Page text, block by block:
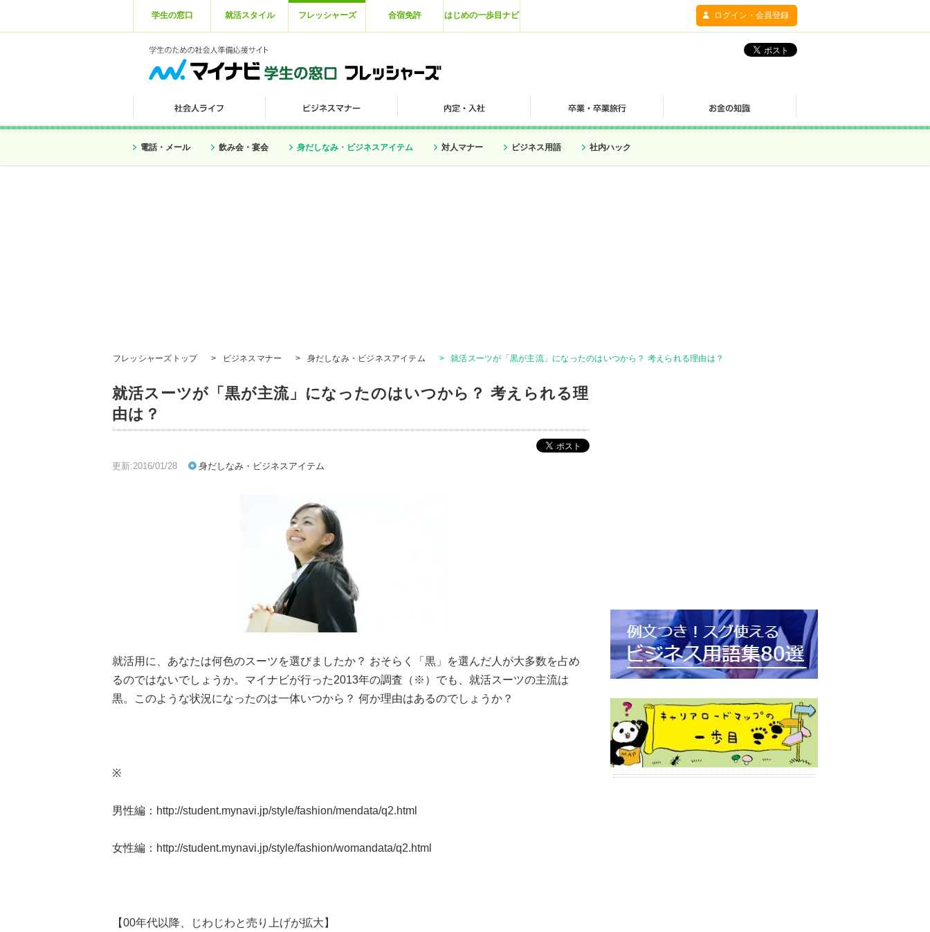
学生の窓口 就活スタイル フレッシャーズ 合宿免許 はじめの一歩目ナビ ログイン・会員登録
電話・メール 飲み会・宴会 身だしなみ・ビジネスアイテム 対人マナー ビジネス用語 社内ハック
フレッシャーズトップ > ビジネスマナー > 身だしなみ・ビジネスアイテム > 就活スーツが「黒が主流」になったのはいつから？ 考えられる理由は？
就活スーツが「黒が主流」になったのはいつから？ 考えられる理
由は？
更新:2016/01/28 身だしなみ・ビジネスアイテム
就活用に、あなたは何色のスーツを選びましたか？ おそらく「黒」を選んだ人が大多数を占め
るのではないでしょうか。マイナビが行った2013年の調査（※）でも、就活スーツの主流は
黒。このような状況になったのは一体いつから？ 何か理由はあるのでしょうか？
※
男性編：http://student.mynavi.jp/style/fashion/mendata/q2.html
女性編：http://student.mynavi.jp/style/fashion/womandata/q2.html
【00年代以降、じわじわと売り上げが拡大】